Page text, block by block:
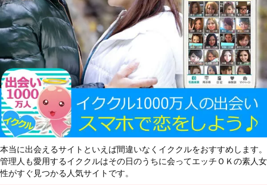
本当に出会えるサイトといえば間違いなくイククルをおすすめします。
管理人も愛用するイククルはその日のうちに会ってエッチＯＫの素人女
性がすぐ見つかる人気サイトです。